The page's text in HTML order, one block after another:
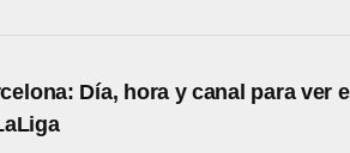
Día, hora y canal para ver el